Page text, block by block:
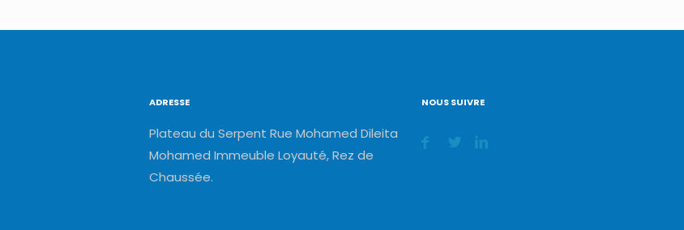
ADRESSE
Plateau du Serpent Rue Mohamed Dileita
Mohamed Immeuble Loyauté, Rez de
Chaussée.
NOUS SUIVRE